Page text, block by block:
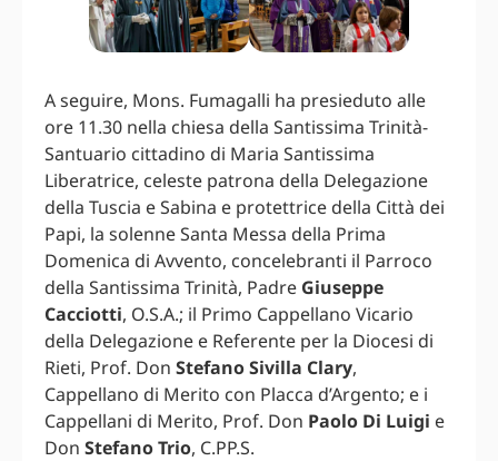
A seguire, Mons. Fumagalli ha presieduto alle
ore 11.30 nella chiesa della Santissima Trinità-
Santuario cittadino di Maria Santissima
Liberatrice, celeste patrona della Delegazione
della Tuscia e Sabina e protettrice della Città dei
Papi, la solenne Santa Messa della Prima
Domenica di Avvento, concelebranti il Parroco
della Santissima Trinità, Padre Giuseppe
Cacciotti, O.S.A.; il Primo Cappellano Vicario
della Delegazione e Referente per la Diocesi di
Rieti, Prof. Don Stefano Sivilla Clary,
Cappellano di Merito con Placca d’Argento; e i
Cappellani di Merito, Prof. Don Paolo Di Luigi e
Don Stefano Trio, C.PP.S.